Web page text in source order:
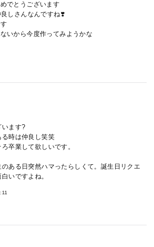
でとうございます
しさんなんですね❣️
いから今度作ってみようかな
います?
時は仲良し笑笑
卒業して欲しいです。
ある日突然ハマったらしくて。誕生日リクエ
いですよね。